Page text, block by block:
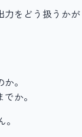
力をどう扱うかが
。
か。